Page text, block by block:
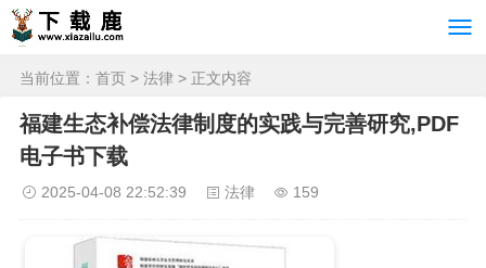
当前位置： 首页 > 法律 > 正文内容
福建生态补偿法律制度的实践与完善研究,PDF
电子书下载
2025-04-08 22:52:39 法律 159